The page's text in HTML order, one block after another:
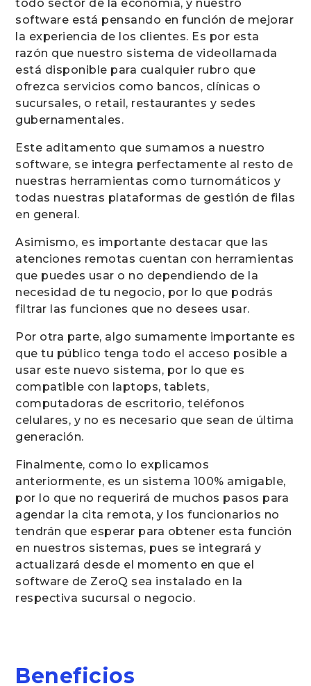
todo sector de la economía, y nuestro
software está pensando en función de mejorar
la experiencia de los clientes. Es por esta
razón que nuestro sistema de videollamada
está disponible para cualquier rubro que
ofrezca servicios como bancos, clínicas o
sucursales, o retail, restaurantes y sedes
gubernamentales.
Este aditamento que sumamos a nuestro
software, se integra perfectamente al resto de
nuestras herramientas como turnomáticos y
todas nuestras plataformas de gestión de filas
en general.
Asimismo, es importante destacar que las
atenciones remotas cuentan con herramientas
que puedes usar o no dependiendo de la
necesidad de tu negocio, por lo que podrás
filtrar las funciones que no desees usar.
Por otra parte, algo sumamente importante es
que tu público tenga todo el acceso posible a
usar este nuevo sistema, por lo que es
compatible con laptops, tablets,
computadoras de escritorio, teléfonos
celulares, y no es necesario que sean de última
generación.
Finalmente, como lo explicamos
anteriormente, es un sistema 100% amigable,
por lo que no requerirá de muchos pasos para
agendar la cita remota, y los funcionarios no
tendrán que esperar para obtener esta función
en nuestros sistemas, pues se integrará y
actualizará desde el momento en que el
software de ZeroQ sea instalado en la
respectiva sucursal o negocio.
Beneficios